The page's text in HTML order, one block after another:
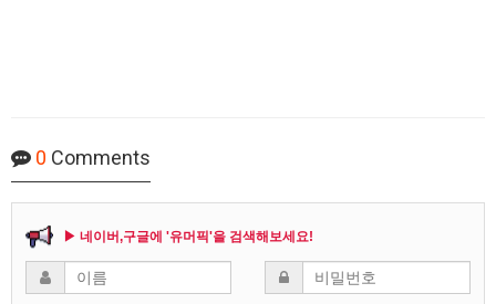
0 Comments
▶ 네이버,구글에 '유머픽'을 검색해보세요!